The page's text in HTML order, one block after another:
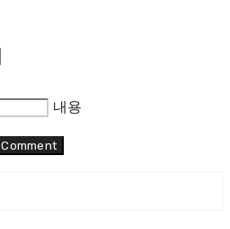
내용
Comment